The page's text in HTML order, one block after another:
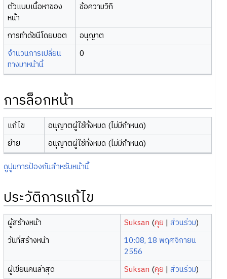
ตัวแบบเนื้อหาของ
หน้า
ข้อความวิกิ
การทำดัชนีโดยบอต
อนุญาต
จำนวนการเปลี่ยน
ทางมาหน้านี้
0
การล็อกหน้า
แก้ไข
อนุญาตผู้ใช้ทั้งหมด (ไม่มีกำหนด)
ย้าย
อนุญาตผู้ใช้ทั้งหมด (ไม่มีกำหนด)
ดูปูมการป้องกันสำหรับหน้านี้
ประวัติการแก้ไข
ผู้สร้างหน้า Suksan (คุย |ส่วนร่วม)
วันที่สร้างหน้า
10:08, 18 พฤศจิกายน
2556
ผู้เขียนคนล่าสุด
Suksan (คุย |ส่วนร่วม)